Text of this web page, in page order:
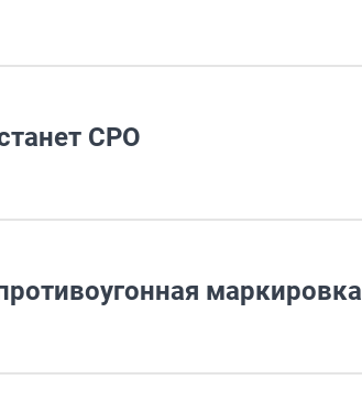
СРО
маркировка